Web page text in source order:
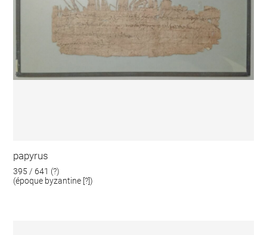
papyrus
395 / 641 (?)
(époque byzantine [?])